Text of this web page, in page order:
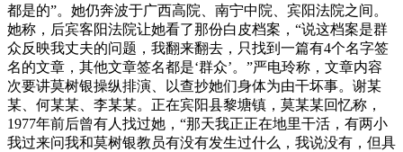
都是的”。她仍奔波于广西高院、南宁中院、宾阳法院之间。
她称，后宾客阳法院让她看了那份白皮档案，“说这档案是群
众反映我丈夫的问题，我翻来翻去，只找到一篇有4个名字签
名的文章，其他文章签名都是‘群众’。”严电玲称，文章内容
次要讲莫树银操纵排演、以查抄她们身体为由干坏事。谢某
某、何某某、李某某。正在宾阳县黎塘镇，莫某某回忆称，
1977年前后曾有人找过她，“那天我正正在地里干活，有两小
我过来问我和莫树银教员有没有发生过什么，我说没有，但具